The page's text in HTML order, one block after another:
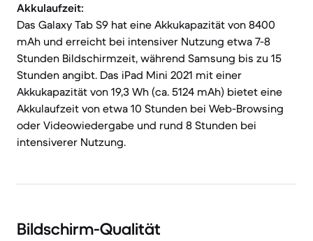
Akkulaufzeit:
Das Galaxy Tab S9 hat eine Akkukapazität von 8400
mAh und erreicht bei intensiver Nutzung etwa 7-8
Stunden Bildschirmzeit, während Samsung bis zu 15
Stunden angibt. Das iPad Mini 2021 mit einer
Akkukapazität von 19,3 Wh (ca. 5124 mAh) bietet eine
Akkulaufzeit von etwa 10 Stunden bei Web-Browsing
oder Videowiedergabe und rund 8 Stunden bei
intensiverer Nutzung.
Bildschirm-Qualität